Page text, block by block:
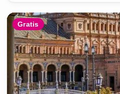
Gratis